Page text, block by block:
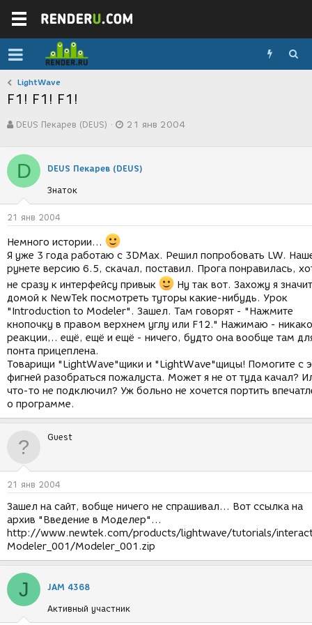
LightWave
F1! F1! F1!
в
о
р
т
е
м
ы
DEUS Пекарев (DEUS)
а
с
д
я
21 янв 2004
D DEUS Пекарев (DEUS)
Знаток
21 янв 2004
Немного истории...
Я уже 3 года работаю с 3DMax. Решил попробовать LW.
рунете версию 6.5, скачал, поставил. Прога понравилась,
не сразу к интерфейсу привык
Ну так вот. Захожу я значит
домой к NewTek посмотреть туторы какие-нибудь. Урок
"Introduction to Modeler". Зашел. Там говорят - "Нажмите
кнопочку в правом верхнем углу или F12." Нажимаю -
реакции,.. ещё, ещё и ещё - ничего, будто она вообще там
понта прицеплена.
Товарищи "LightWave"щики и "LightWave"щицы! Помогите с
фигней разобраться пожалуста. Может я не от туда качал?
что-то не подключил? Уж больно не хочется портить
о программе.
Guest
21 янв 2004
Зашел на сайт, вобще ничего не спрашивал... Вот ссылка на
архив "Введение в Моделер"...
http://www.newtek.com/products/lightwave/tutorials/
Modeler_001/Modeler_001.zip
J JAM 4368
Активный участник